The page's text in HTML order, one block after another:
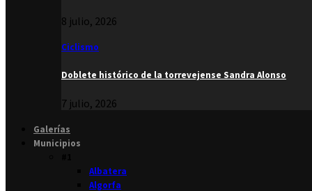
8 julio, 2026
Ciclismo
Doblete histórico de la torrevejense Sandra Alonso
7 julio, 2026
Galerías
Municipios
Albatera
Algorfa